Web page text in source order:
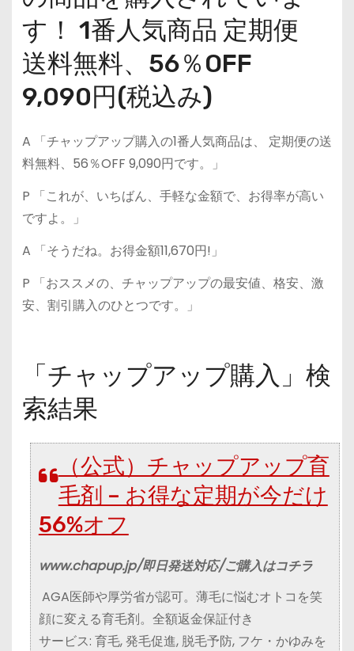
す！ 1番人気商品 定期便
送料無料、56％OFF
9,090円(税込み)
A 「チャップアップ購入の1番人気商品は、 定期便の送
料無料、56％OFF 9,090円です。」
P 「これが、いちばん、手軽な金額で、お得率が高い
ですよ。」
A 「そうだね。お得金額11,670円!」
P 「おススメの、チャップアップの最安値、格安、激
安、割引購入のひとつです。」
「チャップアップ購入」検
索結果
（公式）チャップアップ育
毛剤 – お得な定期が今だけ
56%オフ‎
www.chapup.jp/即日発送対応/ご購入はコチラ
AGA医師や厚労省が認可。薄毛に悩むオトコを笑
顔に変える育毛剤。全額返金保証付き
サービス: 育毛, 発毛促進, 脱毛予防, フケ・かゆみを